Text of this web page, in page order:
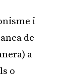
i
de
a
o